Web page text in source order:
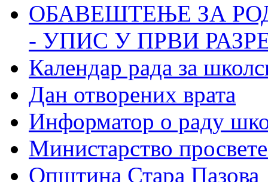
ОБАВЕШТЕЊЕ ЗА
- УПИС У ПРВИ
Календар рада за
Дан отворених врата
Информатор о раду
Министарство
Општина Стара Пазова